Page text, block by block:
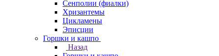
Сенполии (фиалки)
Хризантемы
Цикламены
Эписции
Горшки и кашпо
Назад